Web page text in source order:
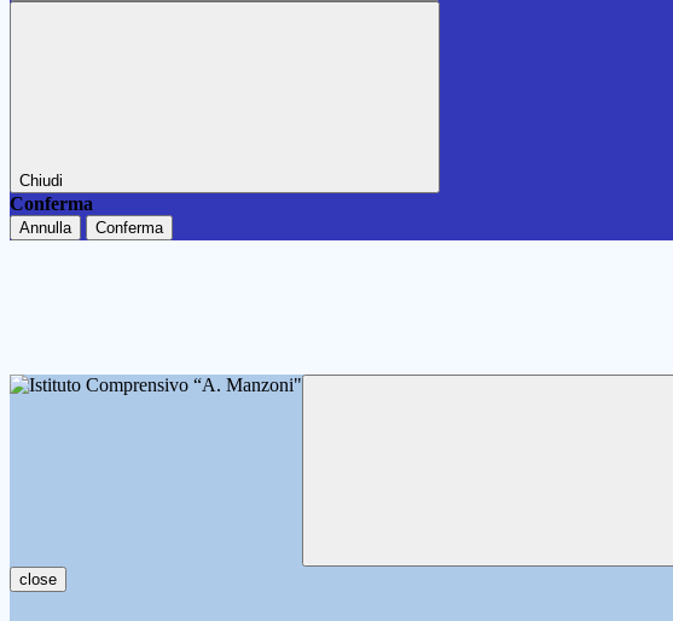
Chiudi
Conferma
Annulla Conferma
close